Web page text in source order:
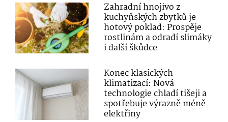
Zahradní hnojivo z
kuchyňských zbytků je
hotový poklad: Prospěje
rostlinám a odradí slimáky
i další škůdce
Konec klasických
klimatizací: Nová
technologie chladí tišeji a
spotřebuje výrazně méně
elektřiny